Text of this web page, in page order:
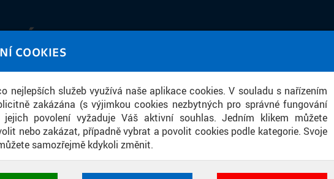
COOKIES
nejlepších služeb využívá naše aplikace cookies. V souladu s nařízením
zakázána (s výjimkou cookies nezbytných pro správné fungování
povolení vyžaduje Váš aktivní souhlas. Jedním klikem můžete
nebo zakázat, případně vybrat a povolit cookies podle kategorie. Svoje
samozřejmě kdykoli změnit.
obrazem a zvukem
PŘÍSPĚVKY PODLE FILTRU